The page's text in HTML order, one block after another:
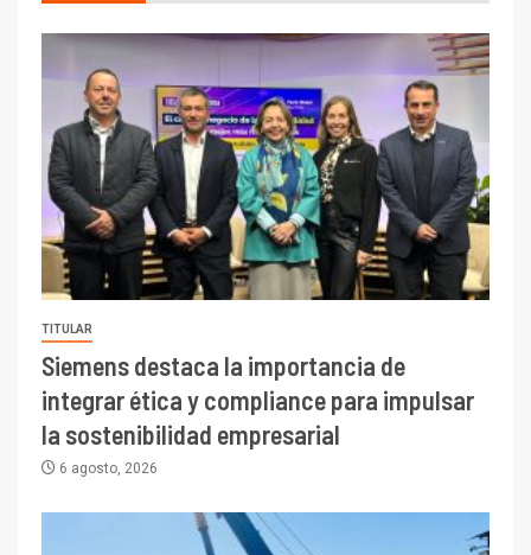
TITULAR
Siemens destaca la importancia de
integrar ética y compliance para impulsar
la sostenibilidad empresarial
6 agosto, 2026